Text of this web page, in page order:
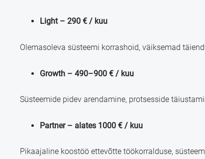
Light – 290 € / kuu
Olemasoleva süsteemi korrashoid, väiksemad
Growth – 490–900 € / kuu
Süsteemide pidev arendamine, protsesside
Partner – alates 1000 € / kuu
Pikaajaline koostöö ettevõtte töökorralduse,